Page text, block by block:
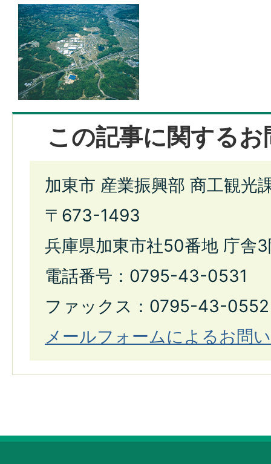
この記事に関する
加東市 産業振興部 商工観光
〒673-1493
兵庫県加東市社50番地 庁舎
電話番号：0795-43-0531
ファックス：0795-43-0552
メールフォームによるお問